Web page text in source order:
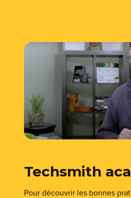
Techsmith
Pour découvrir les bonnes